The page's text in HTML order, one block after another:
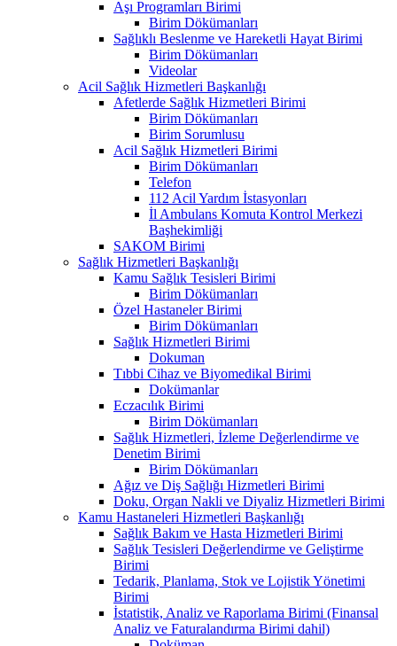
Aşı Programları Birimi
Birim Dökümanları
Sağlıklı Beslenme ve Hareketli Hayat Birimi
Birim Dökümanları
Videolar
Acil Sağlık Hizmetleri Başkanlığı
Afetlerde Sağlık Hizmetleri Birimi
Birim Dökümanları
Birim Sorumlusu
Acil Sağlık Hizmetleri Birimi
Birim Dökümanları
Telefon
112 Acil Yardım İstasyonları
İl Ambulans Komuta Kontrol Merkezi
Başhekimliği
SAKOM Birimi
Sağlık Hizmetleri Başkanlığı
Kamu Sağlık Tesisleri Birimi
Birim Dökümanları
Özel Hastaneler Birimi
Birim Dökümanları
Sağlık Hizmetleri Birimi
Dokuman
Tıbbi Cihaz ve Biyomedikal Birimi
Dokümanlar
Eczacılık Birimi
Birim Dökümanları
Sağlık Hizmetleri, İzleme Değerlendirme ve
Denetim Birimi
Birim Dökümanları
Ağız ve Diş Sağlığı Hizmetleri Birimi
Doku, Organ Nakli ve Diyaliz Hizmetleri Birimi
Kamu Hastaneleri Hizmetleri Başkanlığı
Sağlık Bakım ve Hasta Hizmetleri Birimi
Sağlık Tesisleri Değerlendirme ve Geliştirme
Birimi
Tedarik, Planlama, Stok ve Lojistik Yönetimi
Birimi
İstatistik, Analiz ve Raporlama Birimi (Finansal
Analiz ve Faturalandırma Birimi dahil)